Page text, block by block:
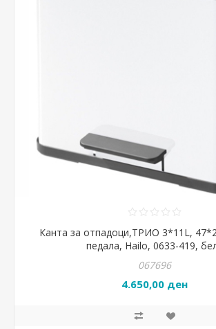
Канта за отпадоци,ТРИО 3*11L,
педала, Hailo, 0633-419,
067696
4.650,00 ден